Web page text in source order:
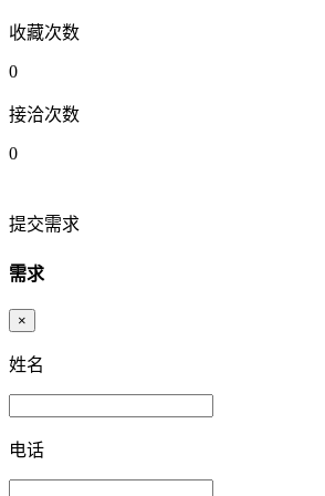
收藏次数
0
接洽次数
0
提交需求
需求
×
姓名
电话